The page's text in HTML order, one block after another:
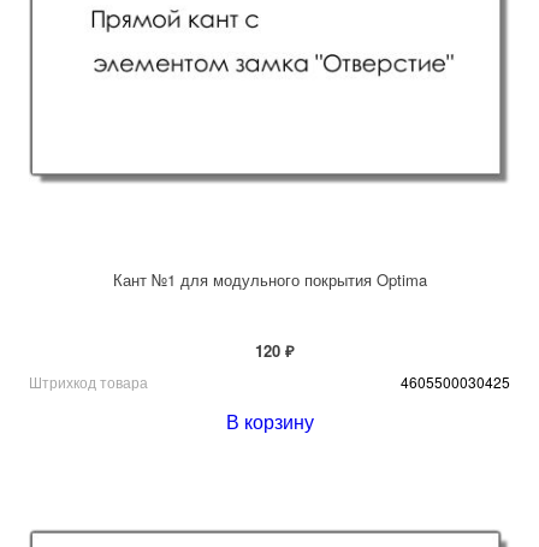
Кант №1 для модульного покрытия Optima
120 ₽
Штрихкод товара 4605500030425
В корзину